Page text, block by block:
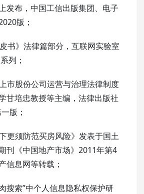
发布，中国工信出版集团、电子
版；
书》法律篇部分，互联网实验室
列；
市股份公司运营与治理法律制度
甘培忠教授等主编，法律出版社
版；
更须防范买房风险》发表于国土
刊《中国地产市场》2011年第4
信息网等转载；
搜索”中个人信息隐私权保护研